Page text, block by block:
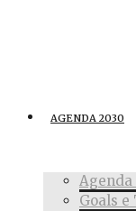
AGENDA 2030
Agenda
Goals